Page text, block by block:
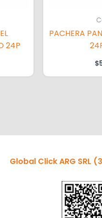
24P
PACHERA
$
Global Click ARG SRL